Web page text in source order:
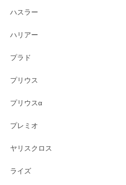
ハスラー
ハリアー
プラド
プリウス
プリウスα
プレミオ
ヤリスクロス
ライズ